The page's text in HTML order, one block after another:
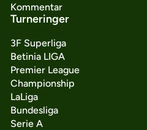
Kommentar
Turneringer
3F Superliga
Betinia LIGA
Premier League
Championship
LaLiga
Bundesliga
Serie A